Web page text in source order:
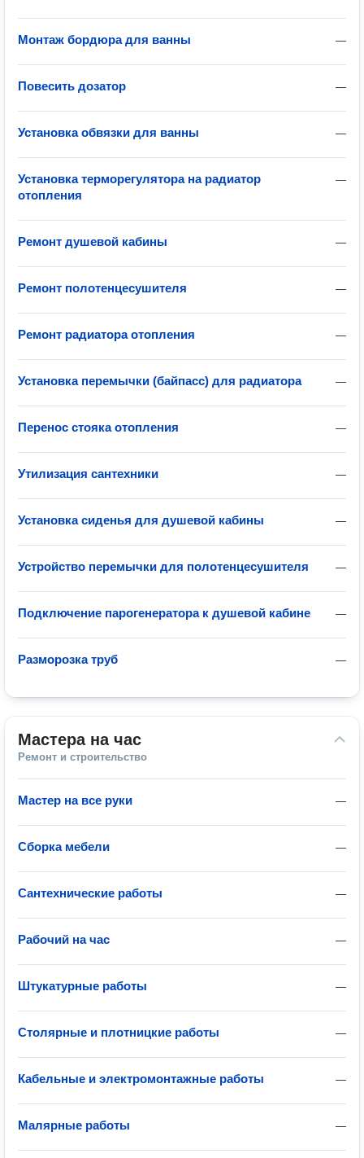
—
Монтаж бордюра для ванны
—
Повесить дозатор
—
Установка обвязки для ванны
—
Установка терморегулятора на радиатор
отопления
—
Ремонт душевой кабины
—
Ремонт полотенцесушителя
—
Ремонт радиатора отопления
—
Установка перемычки (байпасс) для радиатора
—
Перенос стояка отопления
—
Утилизация сантехники
—
Установка сиденья для душевой кабины
—
Устройство перемычки для полотенцесушителя
—
Подключение парогенератора к душевой кабине
—
Разморозка труб
Мастера на час
Ремонт и строительство
—
Мастер на все руки
—
Сборка мебели
—
Сантехнические работы
—
Рабочий на час
—
Штукатурные работы
—
Столярные и плотницкие работы
—
Кабельные и электромонтажные работы
—
Малярные работы